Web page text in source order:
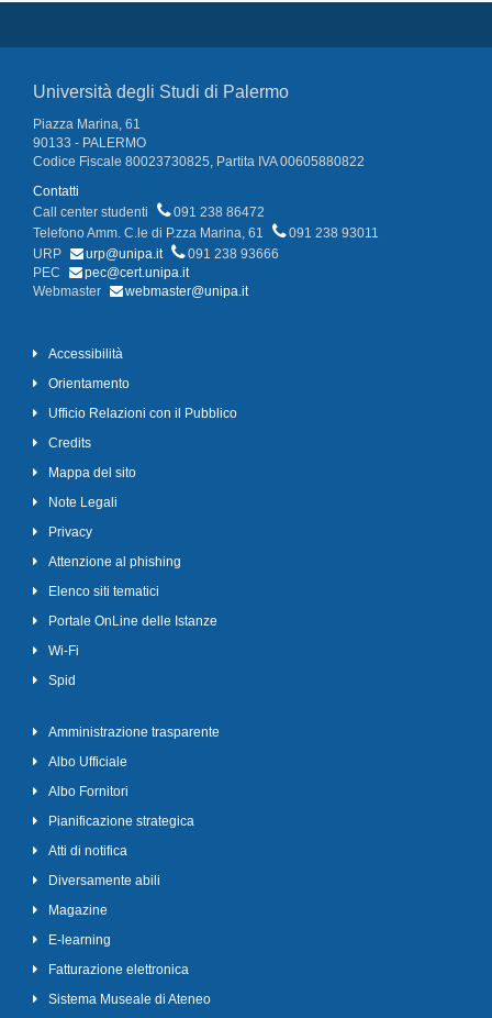
Università degli Studi di Palermo
Piazza Marina, 61
90133 - PALERMO
Codice Fiscale 80023730825, Partita IVA 00605880822
Contatti
Call center studenti
091 238 86472
Telefono Amm. C.le di P.zza Marina, 61
091 238 93011
URP
urp@unipa.it
091 238 93666
PEC
pec@cert.unipa.it
Webmaster
webmaster@unipa.it
Accessibilità
Orientamento
Ufficio Relazioni con il Pubblico
Credits
Mappa del sito
Note Legali
Privacy
Attenzione al phishing
Elenco siti tematici
Portale OnLine delle Istanze
Wi-Fi
Spid
Amministrazione trasparente
Albo Ufficiale
Albo Fornitori
Pianificazione strategica
Atti di notifica
Diversamente abili
Magazine
E-learning
Fatturazione elettronica
Sistema Museale di Ateneo